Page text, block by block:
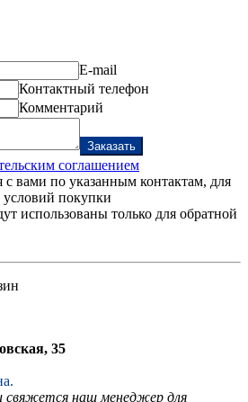
E-mail
Контактный телефон
Комментарий
Заказать
соглашением
вами по указанным контактам, для
условий покупки
использованы только для обратной
35
свяжется наш менеджер для